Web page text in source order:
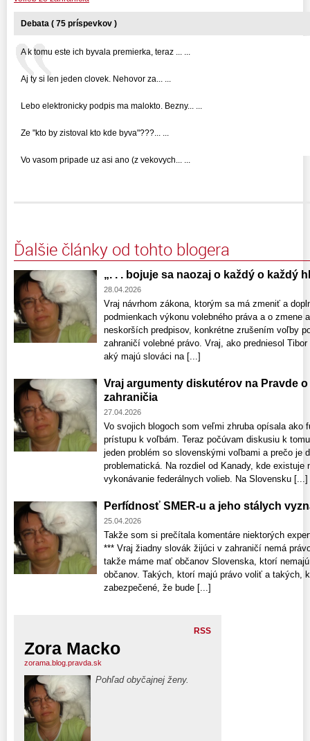
Debata ( 75 príspevkov )
A k tomu este ich byvala premierka, teraz ... ...
Aj ty si len jeden clovek. Nehovor za... ...
Lebo elektronicky podpis ma malokto. Bezny... ...
Ze "kto by zistoval kto kde byva"???... ...
Vo vasom pripade uz asi ano (z vekovych... ...
Ďalšie články od tohto blogera
„. . . bojuje sa naozaj o každý o každý
28.04.2026
Vraj návrhom zákona, ktorým sa má zmeniť a
podmienkach výkonu volebného práva a o zmene
neskorších predpisov, konkrétne zrušením voľby
zahraničí volebné právo. Vraj, ako predniesol
aký majú slováci na [...]
Vraj argumenty diskutérov na Pravde
zahraničia
27.04.2026
Vo svojich blogoch som veľmi zhruba opísala ako
prístupu k voľbám. Teraz počúvam diskusiu k
jeden problém so slovenskými voľbami a prečo je
problematická. Na rozdiel od Kanady, kde existuje
vykonávanie federálnych volieb. Na Slovensku [...]
Perfídnosť SMER-u a jeho stálych
25.04.2026
Takže som si prečítala komentáre niektorých
*** Vraj žiadny slovák žijúci v zahraničí nemá
takže máme mať občanov Slovenska, ktorí
občanov. Takých, ktorí majú právo voliť a takých,
zabezpečené, že bude [...]
RSS
Zora Macko
zorama.blog.pravda.sk
Pohľad obyčajnej ženy.